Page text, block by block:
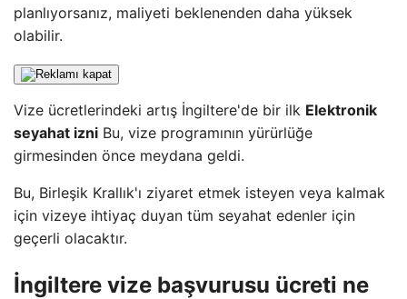
planlıyorsanız, maliyeti beklenenden daha yüksek
olabilir.
Vize ücretlerindeki artış İngiltere'de bir ilk Elektronik
seyahat izni Bu, vize programının yürürlüğe
girmesinden önce meydana geldi.
Bu, Birleşik Krallık'ı ziyaret etmek isteyen veya kalmak
için vizeye ihtiyaç duyan tüm seyahat edenler için
geçerli olacaktır.
İngiltere vize başvurusu ücreti ne